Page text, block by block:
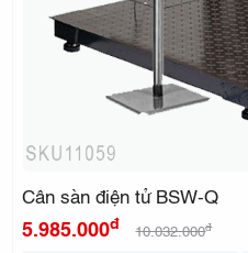
Cân sàn điện tử BSW-Q
5.985.000đ 10.032.000đ